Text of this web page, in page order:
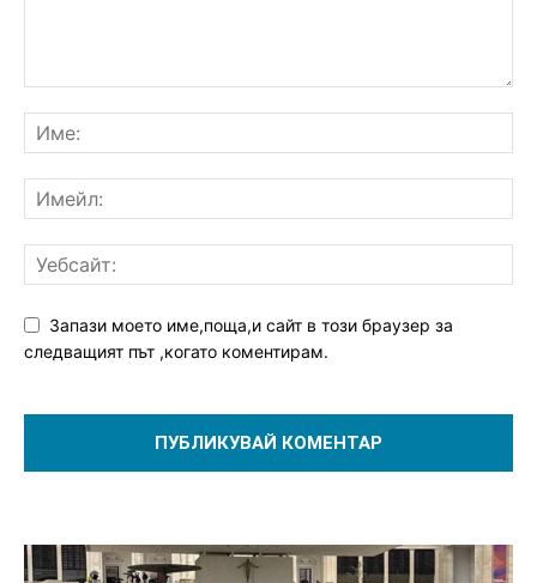
Запази моето име,поща,и сайт в този браузер за
следващият път ,когато коментирам.